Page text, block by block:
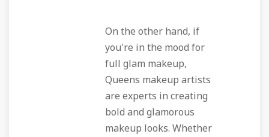
On the other hand, if
you're in the mood for
full glam makeup,
Queens makeup artists
are experts in creating
bold and glamorous
makeup looks. Whether